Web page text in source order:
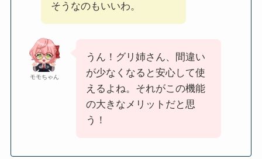
そうなのもいいわ。
モモちゃん
うん！グリ姉さん、間違い
が少なくなると安心して使
えるよね。それがこの機能
の大きなメリットだと思
う！